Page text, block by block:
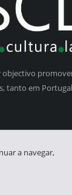
objectivo
tanto em
a navegar,